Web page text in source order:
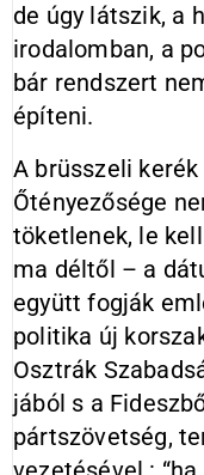
de úgy látszik, a
irodalomban, a
bár rendszert
építeni.
A brüsszeli
Őtényezősége
töketlenek, le
ma déltől – a
együtt fogják
politika új
Osztrák
jából s a
pártszövetség,